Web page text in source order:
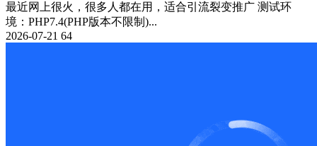
最近网上很火，很多人都在用，适合引流裂变推广 测试环
境：PHP7.4(PHP版本不限制)...
2026-07-21 64